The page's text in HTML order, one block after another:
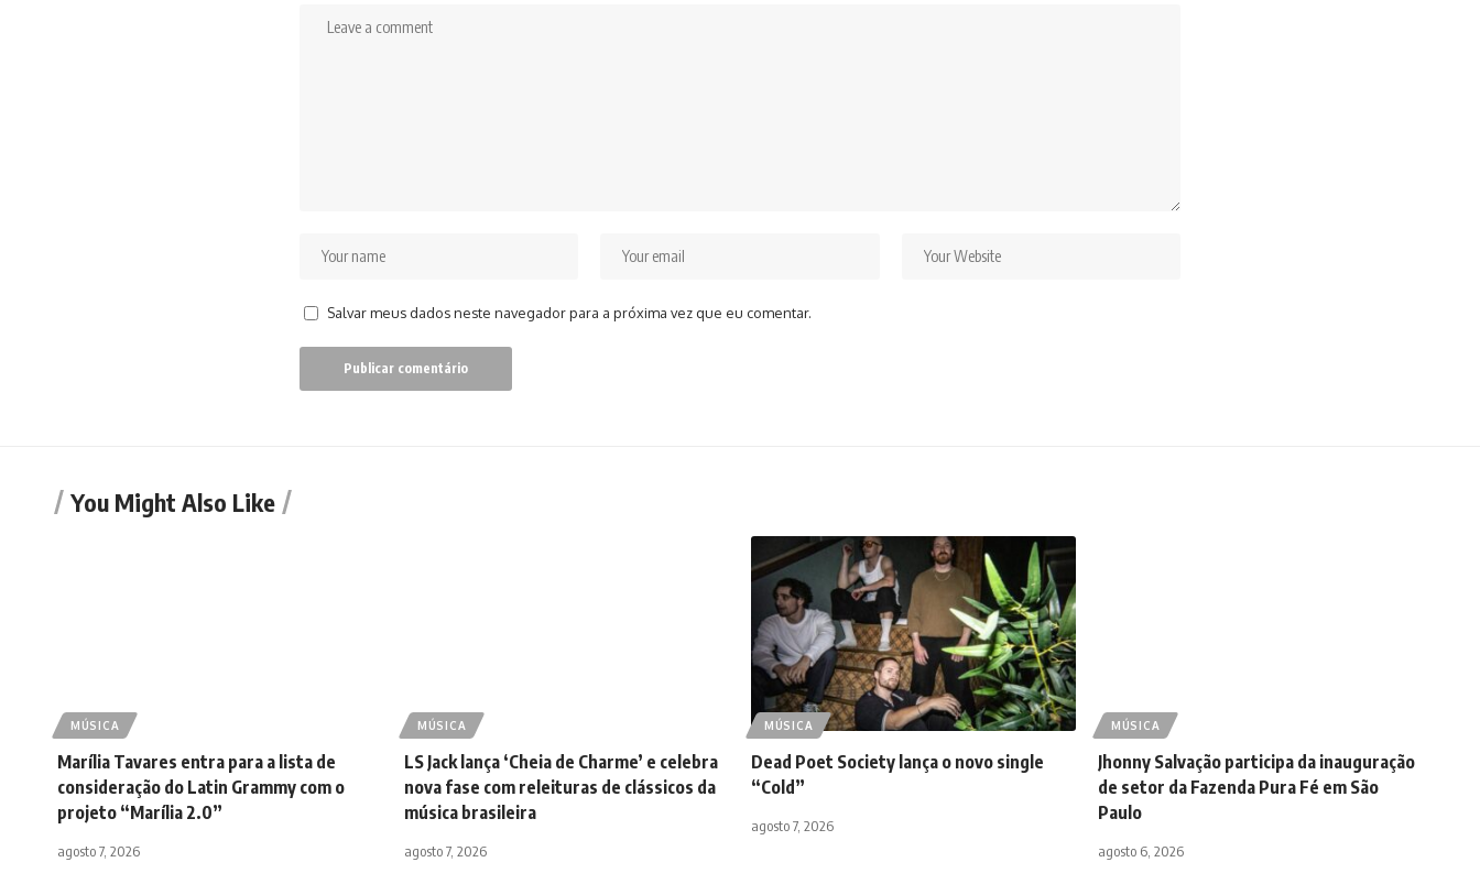
Salvar meus dados neste navegador para a próxima vez que eu comentar.
You Might Also Like
MÚSICA
Marília Tavares entra para a lista de
consideração do Latin Grammy com o
projeto “Marília 2.0”
agosto 7, 2026
MÚSICA
LS Jack lança ‘Cheia de Charme’ e celebra
nova fase com releituras de clássicos da
música brasileira
agosto 7, 2026
MÚSICA
Dead Poet Society lança o novo single
“Cold”
agosto 7, 2026
MÚSICA
Jhonny Salvação participa da inauguração
de setor da Fazenda Pura Fé em São
Paulo
agosto 6, 2026